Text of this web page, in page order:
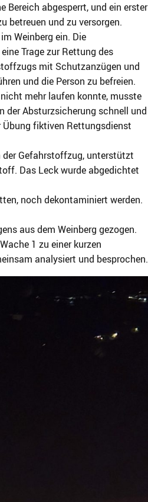
Bereich abgesperrt, und ein erster
betreuen und zu versorgen.
Weinberg ein. Die
Trage zur Rettung des
mit Schutzanzügen und
und die Person zu befreien.
mehr laufen konnte, musste
der Absturzsicherung schnell und
fiktiven Rettungsdienst
der Gefahrstoffzug, unterstützt
Das Leck wurde abgedichtet
noch dekontaminiert werden.
aus dem Weinberg gezogen.
1 zu einer kurzen
analysiert und besprochen.